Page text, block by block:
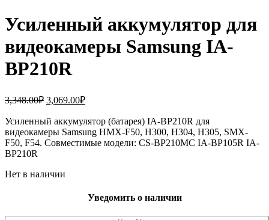
Усиленный аккумулятор для
видеокамеры Samsung IA-
BP210R
3,348.00₽ Первоначальная
составляла
3,348.00₽.
3,069.00₽Текущая
3,069.00₽.
Усиленный аккумулятор (батарея) IA-BP210R для
видеокамеры Samsung HMX-F50, H300, H304, H305, SMX-
F50, F54. Совместимые модели: CS-BP210MC IA-BP105R IA-
BP210R
Нет в наличии
Уведомить о наличии